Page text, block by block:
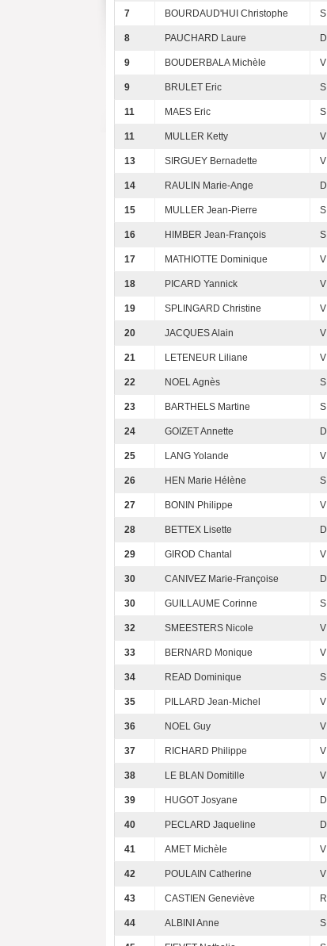
7 BOURDAUD'HUI Christophe S
8 PAUCHARD Laure D
9 BOUDERBALA Michèle V
9 BRULET Eric S
11 MAES Eric S
11 MULLER Ketty V
13 SIRGUEY Bernadette V
14 RAULIN Marie-Ange D
15 MULLER Jean-Pierre S
16 HIMBER Jean-François S
17 MATHIOTTE Dominique V
18 PICARD Yannick V
19 SPLINGARD Christine V
20 JACQUES Alain V
21 LETENEUR Liliane V
22 NOEL Agnès S
23 BARTHELS Martine S
24 GOIZET Annette D
25 LANG Yolande V
26 HEN Marie Hélène S
27 BONIN Philippe V
28 BETTEX Lisette D
29 GIROD Chantal V
30 CANIVEZ Marie-Françoise D
30 GUILLAUME Corinne S
32 SMEESTERS Nicole V
33 BERNARD Monique V
34 READ Dominique S
35 PILLARD Jean-Michel V
36 NOEL Guy V
37 RICHARD Philippe V
38 LE BLAN Domitille V
39 HUGOT Josyane D
40 PECLARD Jaqueline D
41 AMET Michèle V
42 POULAIN Catherine V
43 CASTIEN Geneviève R
44 ALBINI Anne S